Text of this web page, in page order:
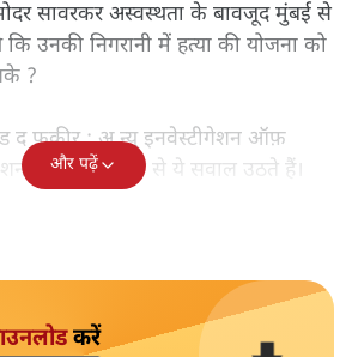
सावरकर अस्वस्थता के बावजूद मुंबई से
उनकी निगरानी में हत्या की योजना को
?
एंड द फ़कीर : अ न्यू इनवेस्टीगेशन ऑफ़
नामक किताब से ये सवाल उठते हैं।
और पढ़ें
करें